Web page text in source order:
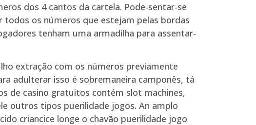
dos 4 cantos da cartela. Pode-sentar-se
todos os números que estejam pelas bordas
tenham uma armadilha para assentar-
extração com os números previamente
adulterar isso é sobremaneira camponês, tá
de casino gratuitos contém slot machines,
outros tipos puerilidade jogos. An amplo
criancice longe o chavão puerilidade jogo